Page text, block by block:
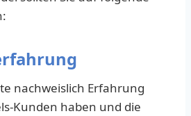
nachweislich Erfahrung
Kunden haben und die